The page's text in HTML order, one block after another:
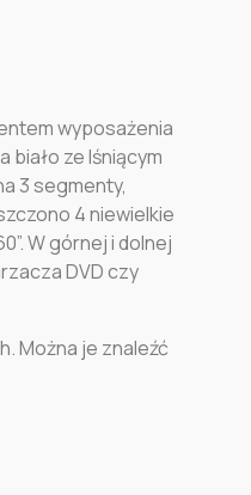
wyposażenia
biało ze lśniącym
3 segmenty,
4 niewielkie
W górnej i dolnej
DVD czy
Można je znaleźć